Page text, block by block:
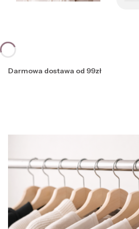
Darmowa dostawa od 99zł